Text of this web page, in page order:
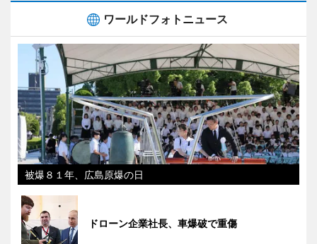
ワールドフォトニュース
被爆８１年、広島原爆の日
ドローン企業社長、車爆破で重傷